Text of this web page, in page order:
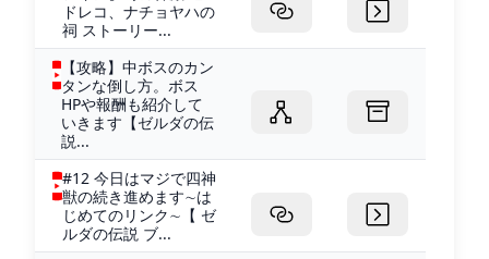
ドレコ、ナチョヤハの
祠 ストーリー...
【攻略】中ボスのカン
タンな倒し方。ボス
HPや報酬も紹介して
いきます【ゼルダの伝
説...
#12 今日はマジで四神
獣の続き進めます∼は
じめてのリンク∼【 ゼ
ルダの伝説 ブ...